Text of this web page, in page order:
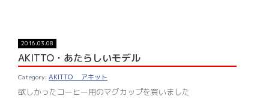
2016.03.08
AKITTO アキット
AKITTO・あたらしいモデル
欲しかったコーヒー用のマグカップを買いました